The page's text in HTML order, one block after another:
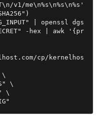
v1/me\n%s\n%s\n%s'
| openssl dgs
-hex | awk '{pr
cp/kernelhos